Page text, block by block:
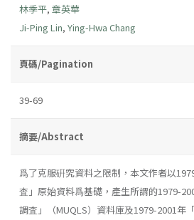
林季平, 章英華
Ji-Ping Lin, Ying-Hwa Chang
頁碼/Pagination
39-69
摘要/Abstract
爲了克服硏究資料之限制，本文作者以
査」原始資料爲基礎，產生所謂的1979-
調査」（MUQLS）資料庫及1979-2001年